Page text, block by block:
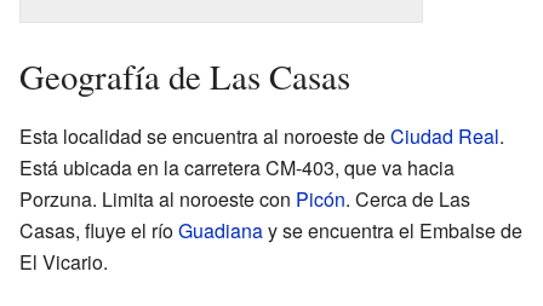
Geografía de Las Casas
Esta localidad se encuentra al noroeste deCiudad Real.
Está ubicada en la carretera CM-403, que va hacia
Porzuna. Limita al noroeste con Picón. Cerca de Las
Casas, fluye el ríoGuadianay se encuentra el Embalse de
El Vicario.